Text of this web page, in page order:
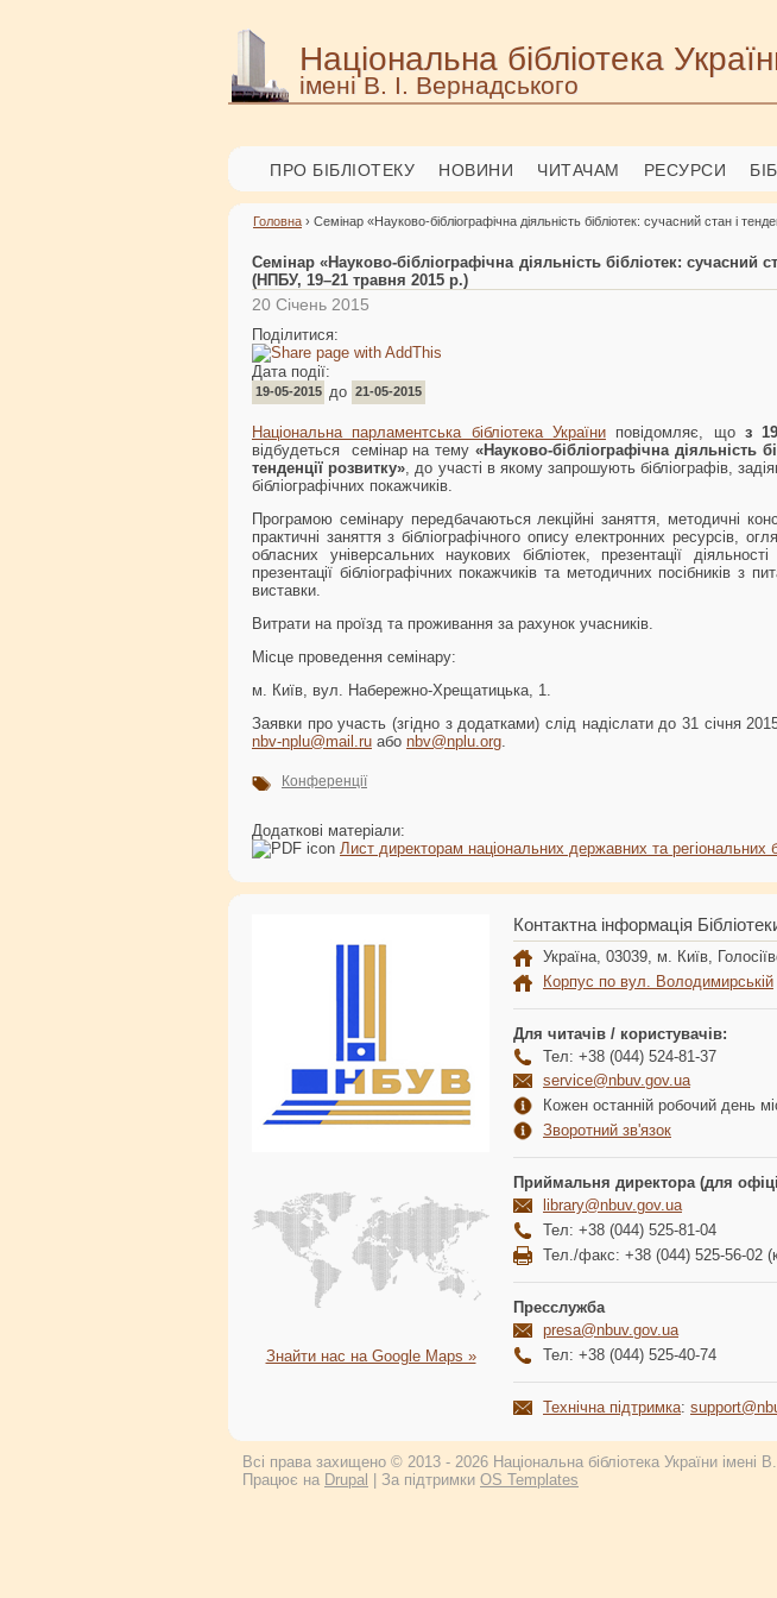
Національна бібліотека
імені В. І. Вернадського
ПРО БІБЛІОТЕКУ НОВИНИ ЧИТАЧАМ РЕСУРСИ
Головна › Семінар «Науково-бібліографічна діяльність бібліотек: сучасний стан і
Семінар «Науково-бібліографічна діяльність бібліотек: сучасний
(НПБУ, 19–21 травня 2015 р.)
20 Січень 2015
Поділитися:
Дата події:
19-05-2015 до 21-05-2015
Національна парламентська бібліотека України повідомляє, що з
відбудеться семінар на тему «Науково-бібліографічна діяльність
тенденції розвитку» , до участі в якому запрошують бібліографів,
бібліографічних покажчиків.
Програмою семінару передбачаються лекційні заняття, методичні
практичні заняття з бібліографічного опису електронних ресурсів,
обласних універсальних наукових бібліотек, презентації діяльності
презентації бібліографічних покажчиків та методичних посібників з
виставки.
Витрати на проїзд та проживання за рахунок учасників.
Місце проведення семінару:
м. Київ, вул. Набережно-Хрещатицька, 1.
Заявки про участь (згідно з додатками) слід надіслати до 31 січня
nbv-nplu@mail.ru або nbv@nplu.org
Конференції
Додаткові матеріали:
Лист директорам національних державних та регіональних
Знайти нас на Google Maps »
Контактна інформація
Україна, 03039, м. Київ,
Корпус по вул. Володимирській
Для читачів / користувачів:
Тел: +38 (044) 524-81-37
service@nbuv.gov.ua
Кожен останній робочий день
Зворотний зв'язок
Приймальня директора (для
library@nbuv.gov.ua
Тел: +38 (044) 525-81-04
Тел./факс: +38 (044) 525-56-02
Пресслужба
presa@nbuv.gov.ua
Тел: +38 (044) 525-40-74
Технічна підтримка:
Всі права захищено © 2013 - 2026 Національна бібліотека України імені
Працює на Drupal | За підтримки OS Templates